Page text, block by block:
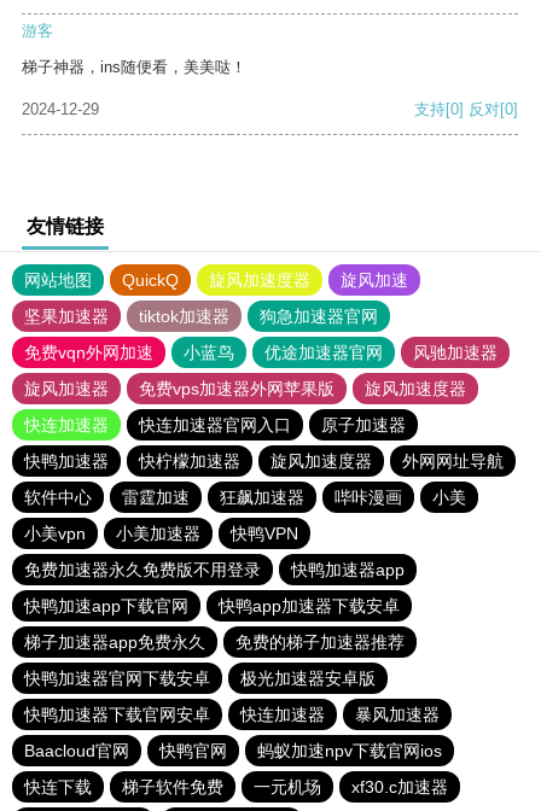
游客
梯子神器，ins随便看，美美哒！
2024-12-29 支持[0] 反对[0]
友情链接
网站地图 QuickQ 旋风加速度器
旋风加速
坚果加速器
tiktok加速器
狗急加速器官网
免费vqn外网加速
小蓝鸟 优途加速器官网
风驰加速器
旋风加速器
免费vps加速器外网苹果版
旋风加速度器
快连加速器
快连加速器官网入口
原子加速器
快鸭加速器
快柠檬加速器 旋风加速度器
外网网址导航
软件中心
雷霆加速 狂飙加速器 哔咔漫画
小美
小美vpn
小美加速器
快鸭VPN
免费加速器永久免费版不用登录
快鸭加速器app
快鸭加速app下载官网
快鸭app加速器下载安卓
梯子加速器app免费永久
免费的梯子加速器推荐
快鸭加速器官网下载安卓
极光加速器安卓版
快鸭加速器下载官网安卓
快连加速器
暴风加速器
Baacloud官网
快鸭官网
蚂蚁加速npv下载官网ios
快连下载
梯子软件免费 一元机场 xf30.c加速器